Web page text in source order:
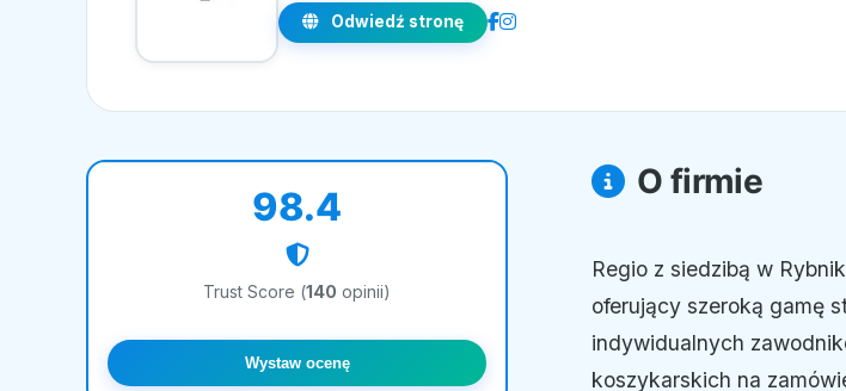
Odwiedź stronę
98.4
Trust Score (140 opinii)
Wystaw ocenę
O firmie
Regio z siedzibą w
oferujący szeroką gamę
indywidualnych
koszykarskich na